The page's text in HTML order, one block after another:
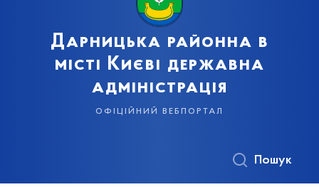
Дарницька районна в
місті Києві державна
адміністрація
офіційний вебпортал
Пошук